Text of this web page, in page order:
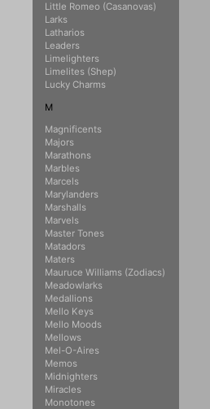
Little Romeo (Casanovas)
Larks
Latharios
Leaders
Limelighters
Limelites (Shep)
Lucky Charms
M
Magnificents
Majors
Marathons
Marbles
Marcels
Marylanders
Marshalls
Marvels
Master Tones
Matadors
Maters
Mauruce Williams (Zodiacs)
Meadowlarks
Medallions
Mello Keys
Mello Moods
Mellows
Mel-O-Aires
Memos
Midnighters
Miracles
Monotones